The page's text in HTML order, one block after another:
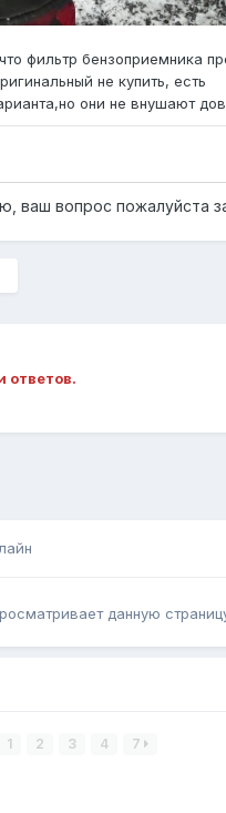
ваш вопрос пожалуйста
ответов.
данную
1 2 3 4 7